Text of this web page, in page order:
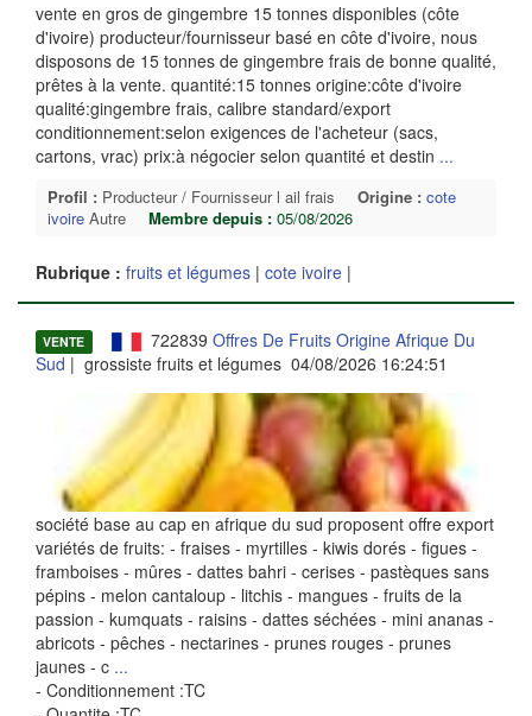
vente en gros de gingembre 15 tonnes disponibles (côte
d'ivoire) producteur/fournisseur basé en côte d'ivoire, nous
disposons de 15 tonnes de gingembre frais de bonne qualité,
prêtes à la vente. quantité:15 tonnes origine:côte d'ivoire
qualité:gingembre frais, calibre standard/export
conditionnement:selon exigences de l'acheteur (sacs,
cartons, vrac) prix:à négocier selon quantité et destin ...
Profil : Producteur / Fournisseur l ail frais Origine : cote
ivoire Autre Membre depuis : 05/08/2026
Rubrique : fruits et légumes | cote ivoire |
VENTE 722839 Offres De Fruits Origine Afrique Du
Sud | grossiste fruits et légumes 04/08/2026 16:24:51
société base au cap en afrique du sud proposent offre export
variétés de fruits: - fraises - myrtilles - kiwis dorés - figues -
framboises - mûres - dattes bahri - cerises - pastèques sans
pépins - melon cantaloup - litchis - mangues - fruits de la
passion - kumquats - raisins - dattes séchées - mini ananas -
abricots - pêches - nectarines - prunes rouges - prunes
jaunes - c ...
- Conditionnement :TC